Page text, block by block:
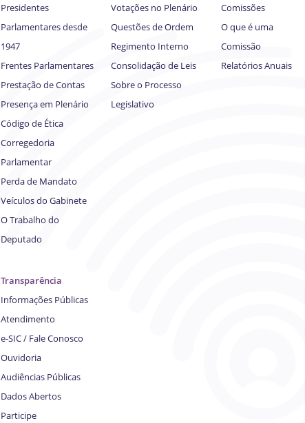
Presidentes
Parlamentares desde
1947
Frentes Parlamentares
Prestação de Contas
Presença em Plenário
Código de Ética
Corregedoria
Parlamentar
Perda de Mandato
Veículos do Gabinete
O Trabalho do
Deputado
Votações no Plenário
Questões de Ordem
Regimento Interno
Consolidação de Leis
Sobre o Processo
Legislativo
Comissões
O que é uma
Comissão
Relatórios Anuais
Transparência
Informações Públicas
Atendimento
e-SIC / Fale Conosco
Ouvidoria
Audiências Públicas
Dados Abertos
Participe